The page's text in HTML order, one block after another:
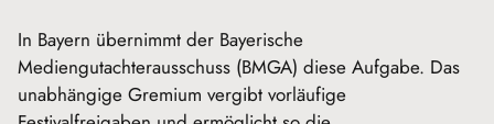
In Bayern übernimmt der Bayerische
Mediengutachterausschuss (BMGA) diese Aufgabe. Das
unabhängige Gremium vergibt vorläufige